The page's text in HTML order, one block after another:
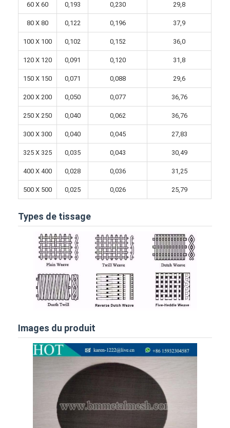
60 X 60 0,193 0,230 29,8
80 X 80 0,122 0,196 37,9
100 X 100 0,102 0,152 36,0
120 X 120 0,091 0,120 31,8
150 X 150 0,071 0,088 29,6
200 X 200 0,050 0,077 36,76
250 X 250 0,040 0,062 36,76
300 X 300 0,040 0,045 27,83
325 X 325 0,035 0,043 30,49
400 X 400 0,028 0,036 31,25
500 X 500 0,025 0,026 25,79
Types de tissage
Images du produit